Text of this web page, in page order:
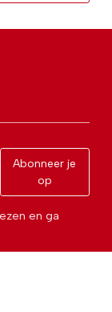
Abonneer je
op
en ga